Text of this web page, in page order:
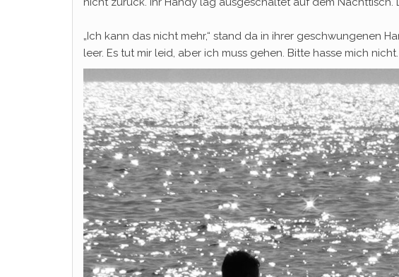
„Ich kann das nicht mehr,“ stand da in ihrer geschwungenen
leer. Es tut mir leid, aber ich muss gehen. Bitte hasse mich